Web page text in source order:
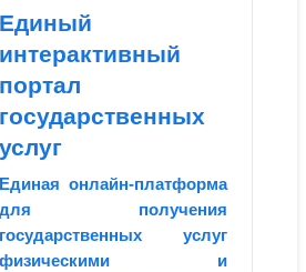
Единый
интерактивный
портал
государственных
услуг
Единая онлайн-платформа
для получения
государственных услуг
физическими и